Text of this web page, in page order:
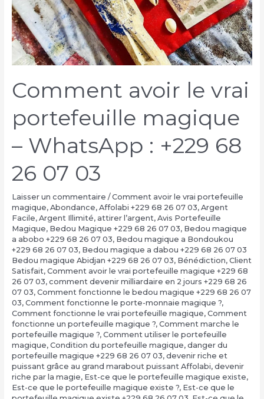
Comment avoir le vrai
portefeuille magique
– WhatsApp : +229 68
26 07 03
Laisser un commentaire /Comment avoir le vrai portefeuille
magique, Abondance, Affolabi +229 68 26 07 03, Argent
Facile, Argent Illimité, attirer l’argent, Avis Portefeuille
Magique, Bedou Magique +229 68 26 07 03, Bedou magique
a abobo +229 68 26 07 03, Bedou magique a Bondoukou
+229 68 26 07 03, Bedou magique a dabou +229 68 26 07 03
Bedou magique Abidjan +229 68 26 07 03, Bénédiction, Client
Satisfait, Comment avoir le vrai portefeuille magique +229 68
26 07 03, comment devenir milliardaire en 2 jours +229 68 26
07 03, Comment fonctionne le bedou magique +229 68 26 07
03, Comment fonctionne le porte-monnaie magique ?,
Comment fonctionne le vrai portefeuille magique, Comment
fonctionne un portefeuille magique ?, Comment marche le
portefeuille magique ?, Comment utiliser le portefeuille
magique, Condition du portefeuille magique, danger du
portefeuille magique +229 68 26 07 03, devenir riche et
puissant grâce au grand marabout puissant Affolabi, devenir
riche par la magie, Est-ce que le portefeuille magique existe,
Est-ce que le portefeuille magique existe ?, Est-ce que le